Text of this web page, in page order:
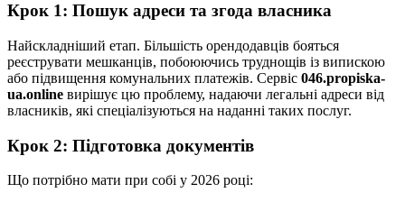
Крок 1: Пошук адреси та згода власника
Найскладніший етап. Більшість орендодавців бояться
реєструвати мешканців, побоюючись труднощів із випискою
або підвищення комунальних платежів. Сервіс 046.propiska-
ua.online вирішує цю проблему, надаючи легальні адреси від
власників, які спеціалізуються на наданні таких послуг.
Крок 2: Підготовка документів
Що потрібно мати при собі у 2026 році: